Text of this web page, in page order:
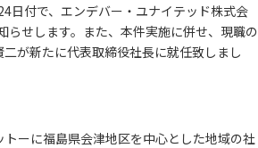
日付で、エンデバー・ユナイテッド株式会
せします。また、本件実施に併せ、現職の
が新たに代表取締役社長に就任致しまし
ーに福島県会津地区を中心とした地域の社